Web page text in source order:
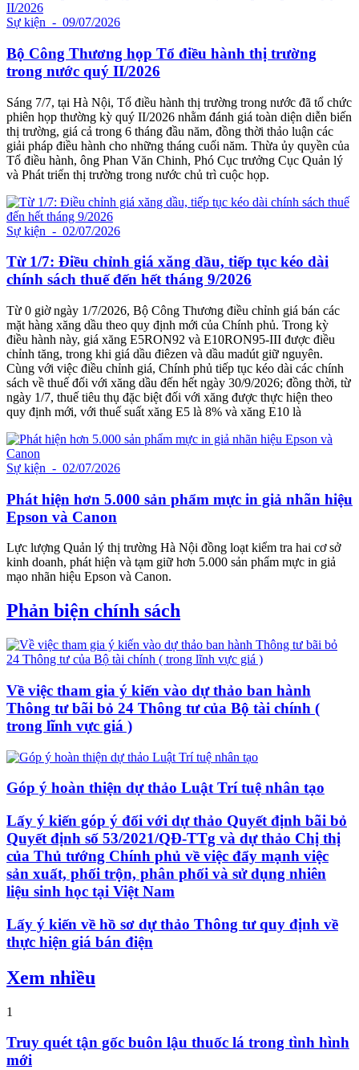
Sự kiện - 09/07/2026
Bộ Công Thương họp Tổ điều hành thị trường
trong nước quý II/2026
Sáng 7/7, tại Hà Nội, Tổ điều hành thị trường trong nước đã tổ chức
phiên họp thường kỳ quý II/2026 nhằm đánh giá toàn diện diễn biến
thị trường, giá cả trong 6 tháng đầu năm, đồng thời thảo luận các
giải pháp điều hành cho những tháng cuối năm. Thừa ủy quyền của
Tổ điều hành, ông Phan Văn Chinh, Phó Cục trưởng Cục Quản lý
và Phát triển thị trường trong nước chủ trì cuộc họp.
Sự kiện - 02/07/2026
Từ 1/7: Điều chỉnh giá xăng dầu, tiếp tục kéo dài
chính sách thuế đến hết tháng 9/2026
Từ 0 giờ ngày 1/7/2026, Bộ Công Thương điều chỉnh giá bán các
mặt hàng xăng dầu theo quy định mới của Chính phủ. Trong kỳ
điều hành này, giá xăng E5RON92 và E10RON95-III được điều
chỉnh tăng, trong khi giá dầu điêzen và dầu madút giữ nguyên.
Cùng với việc điều chỉnh giá, Chính phủ tiếp tục kéo dài các chính
sách về thuế đối với xăng dầu đến hết ngày 30/9/2026; đồng thời, từ
ngày 1/7, thuế tiêu thụ đặc biệt đối với xăng được thực hiện theo
quy định mới, với thuế suất xăng E5 là 8% và xăng E10 là
Sự kiện - 02/07/2026
Phát hiện hơn 5.000 sản phẩm mực in giả nhãn hiệu
Epson và Canon
Lực lượng Quản lý thị trường Hà Nội đồng loạt kiểm tra hai cơ sở
kinh doanh, phát hiện và tạm giữ hơn 5.000 sản phẩm mực in giả
mạo nhãn hiệu Epson và Canon.
Phản biện chính sách
Về việc tham gia ý kiến vào dự thảo ban hành
Thông tư bãi bỏ 24 Thông tư của Bộ tài chính (
trong lĩnh vực giá )
Góp ý hoàn thiện dự thảo Luật Trí tuệ nhân tạo
Lấy ý kiến góp ý đối với dự thảo Quyết định bãi bỏ
Quyết định số 53/2021/QĐ-TTg và dự thảo Chị thị
của Thủ tướng Chính phủ về việc đẩy mạnh việc
sản xuất, phối trộn, phân phối và sử dụng nhiên
liệu sinh học tại Việt Nam
Lấy ý kiến về hồ sơ dự thảo Thông tư quy định về
thực hiện giá bán điện
Xem nhiều
1
Truy quét tận gốc buôn lậu thuốc lá trong tình hình
mới